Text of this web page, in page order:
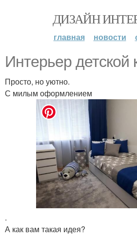
ДИЗАЙН
главная новости
Интерьер детской
Просто, но уютно.
С милым оформлением
.
А как вам такая идея?